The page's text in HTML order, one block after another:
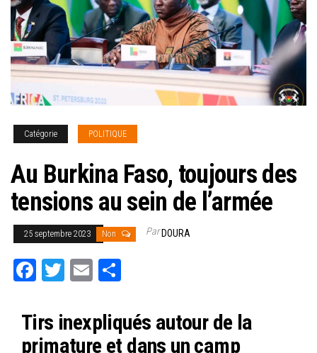
Catégorie POLITIQUE
Au Burkina Faso, toujours des
tensions au sein de l’armée
25 septembre 2023 Non ParDOURA
Fa
bo
ok
T
tt
er
E
ail ag
er
Tirs inexpliqués autour de la
primature et dans un camp